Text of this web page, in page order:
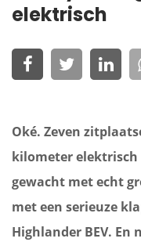
elektrisch
Oké. Zeven
kilometer elektrisch
gewacht met echt
met een serieuze
Highlander BEV. En